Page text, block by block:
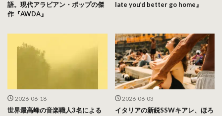
語。現代アラビアン・ポップの傑
作『AWDA』
late you’d better go home』
2026-06-18
世界最高峰の音楽職人3名による
2026-06-03
イタリアの新鋭SSWキアレ、ほろ